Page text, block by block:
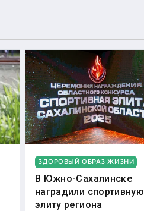
ЗДОРОВЫЙ ОБРАЗ ЖИЗНИ
В Южно-Сахалинске
наградили спортивную
элиту региона